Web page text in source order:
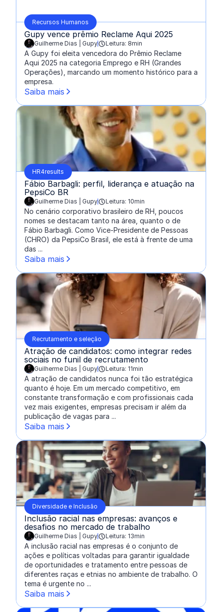
Recursos Humanos
Gupy vence prêmio Reclame Aqui 2025
escrito por:
Guilherme Dias | Gupy Leitura: 8min
A Gupy foi eleita vencedora do Prêmio Reclame
Aqui 2025 na categoria Emprego e RH (Grandes
Operações), marcando um momento histórico para a
empresa.
Saiba mais
HR4results
Fábio Barbagli: perfil, liderança e atuação na
PepsiCo BR
escrito por:
Guilherme Dias | Gupy Leitura: 10min
No cenário corporativo brasileiro de RH, poucos
nomes se destacam tanto na área, quanto o de
Fábio Barbagli. Como Vice-Presidente de Pessoas
(CHRO) da PepsiCo Brasil, ele está à frente de uma
das ...
Saiba mais
Recrutamento e seleção
Atração de candidatos: como integrar redes
sociais no funil de recrutamento
escrito por:
Guilherme Dias | Gupy Leitura: 11min
A atração de candidatos nunca foi tão estratégica
quanto é hoje. Em um mercado competitivo, em
constante transformação e com profissionais cada
vez mais exigentes, empresas precisam ir além da
publicação de vagas para ...
Saiba mais
Diversidade e Inclusão
Inclusão racial nas empresas: avanços e
desafios no mercado de trabalho
escrito por:
Guilherme Dias | Gupy Leitura: 13min
A inclusão racial nas empresas é o conjunto de
ações e políticas voltadas para garantir igualdade
de oportunidades e tratamento entre pessoas de
diferentes raças e etnias no ambiente de trabalho. O
tema é urgente no ...
Saiba mais